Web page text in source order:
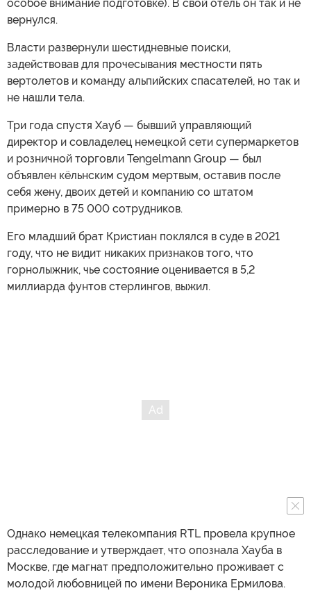
особое внимание подготовке). В свой отель он так и не
вернулся.
Власти развернули шестидневные поиски,
задействовав для прочесывания местности пять
вертолетов и команду альпийских спасателей, но так и
не нашли тела.
Три года спустя Хауб — бывший управляющий
директор и совладелец немецкой сети супермаркетов
и розничной торговли Tengelmann Group — был
объявлен кёльнским судом мертвым, оставив после
себя жену, двоих детей и компанию со штатом
примерно в 75 000 сотрудников.
Его младший брат Кристиан поклялся в суде в 2021
году, что не видит никаких признаков того, что
горнолыжник, чье состояние оценивается в 5,2
миллиарда фунтов стерлингов, выжил.
Однако немецкая телекомпания RTL провела крупное
расследование и утверждает, что опознала Хауба в
Москве, где магнат предположительно проживает с
молодой любовницей по имени Вероника Ермилова.